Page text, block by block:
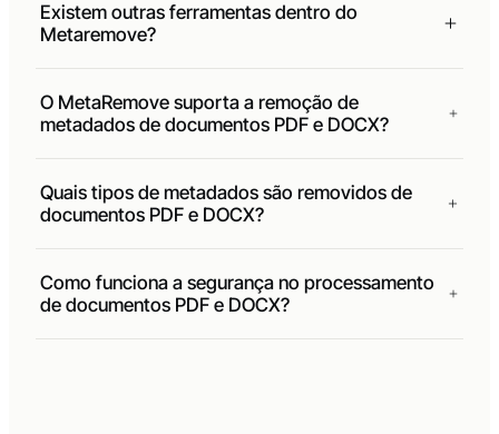
Existem outras ferramentas dentro do
Metaremove?
O MetaRemove suporta a remoção de
metadados de documentos PDF e DOCX?
Quais tipos de metadados são removidos de
documentos PDF e DOCX?
Como funciona a segurança no processamento
de documentos PDF e DOCX?